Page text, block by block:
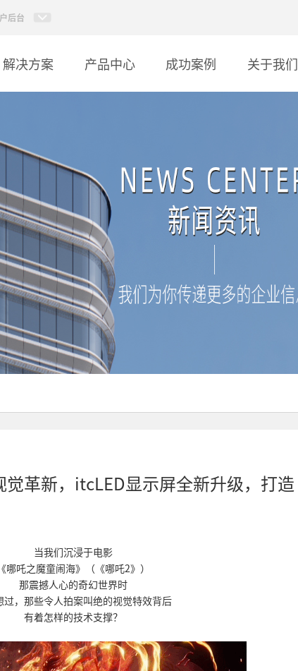
后台
解决方案 产品中心 成功案例 关于我们
革新，itcLED显示屏全新升级，打造
当我们沉浸于电影
《哪吒之魔童闹海》（《哪吒2》）
那震撼人心的奇幻世界时
过，那些令人拍案叫绝的视觉特效背后
有着怎样的技术支撑？